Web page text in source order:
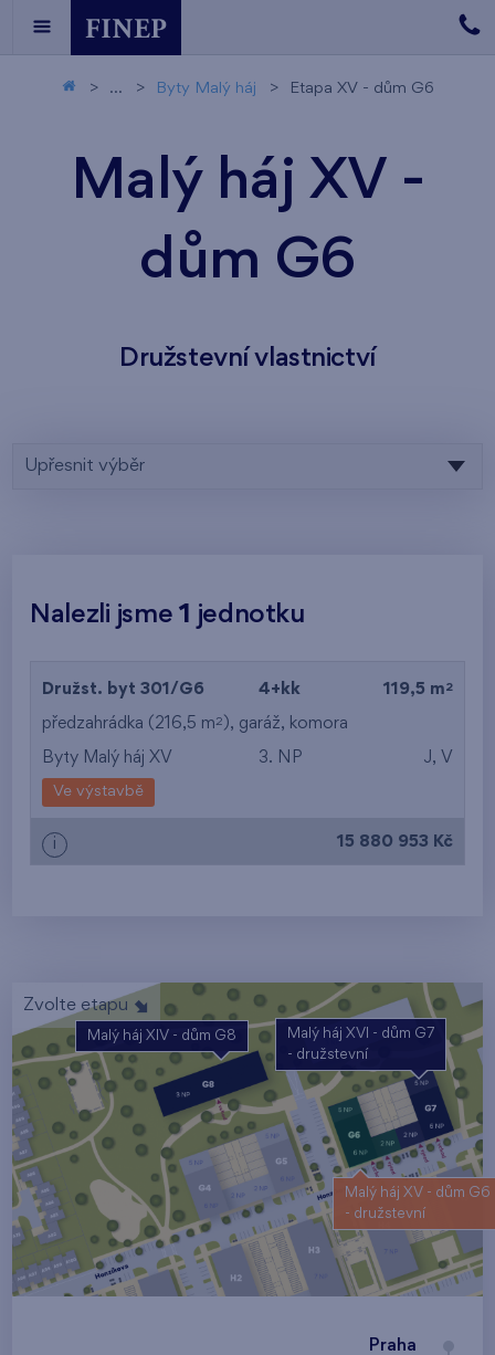
... Byty Malý háj Etapa XV - dům G6
Malý háj XV -
dům G6
Družstevní vlastnictví
Upřesnit výběr
Nalezli jsme 1 jednotku
Družst. byt 301/G6 4+kk 119,5 m 2
předzahrádka (216,5 m2 ), garáž, komora
Byty Malý háj XV 3. NP J, V
Ve výstavbě
i 15 880 953 Kč
Zvolte etapu
Malý háj XIV - dům G8
Malý háj XV - dům G6
- družstevní
Malý háj XVI - dům G7
- družstevní
Praha